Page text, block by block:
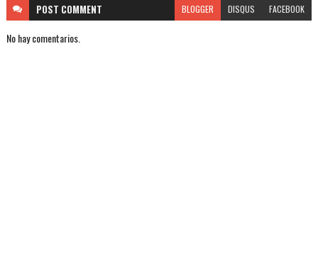
POST COMMENT BLOGGER DISQUS FACEBOOK
No hay comentarios.